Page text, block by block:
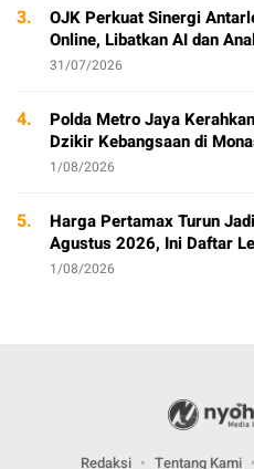
3.
OJK Perkuat Sinergi
Online, Libatkan AI dan
31/07/2026
4.
Polda Metro Jaya
Dzikir Kebangsaan di
1/08/2026
5.
Harga Pertamax Turun
Agustus 2026, Ini Daftar
1/08/2026
Redaksi Tentang Kami